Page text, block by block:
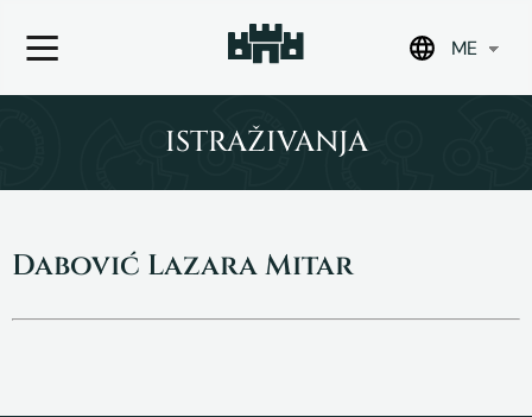
ME
ISTRAŽIVANJA
Dabović Lazara Mitar